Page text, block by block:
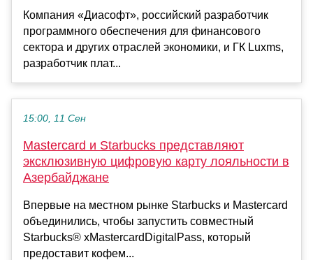
Компания «Диасофт», российский разработчик
программного обеспечения для финансового
сектора и других отраслей экономики, и ГК Luxms,
разработчик плат...
15:00, 11 Сен
Mastercard и Starbucks представляют
эксклюзивную цифровую карту лояльности в
Азербайджане
Впервые на местном рынке Starbucks и Mastercard
объединились, чтобы запустить совместный
Starbucks® xMastercardDigitalPass, который
предоставит кофем...